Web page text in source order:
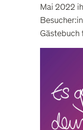
Mai 2022
Gästebuch